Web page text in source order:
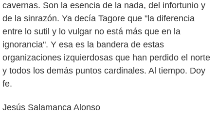
cavernas. Son la esencia de la nada, del infortunio y
de la sinrazón. Ya decía Tagore que "la diferencia
entre lo sutil y lo vulgar no está más que en la
ignorancia". Y esa es la bandera de estas
organizaciones izquierdosas que han perdido el norte
y todos los demás puntos cardinales. Al tiempo. Doy
fe.
Jesús Salamanca Alonso